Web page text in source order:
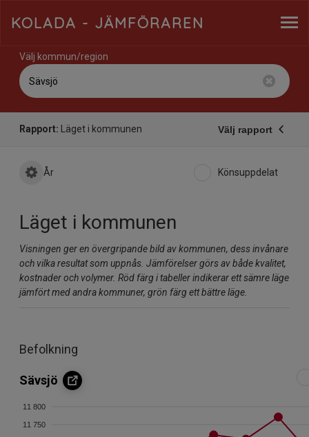
KOLADA - JÄMFÖRAREN
Välj kommun/region
Rapport: Läget i kommunen Välj rapport
År Könsuppdelat
Läget i kommunen
Visningen ger en övergripande bild av kommunen, dess invånare
och vilka resultat som uppnås. Jämförelser görs av både kvalitet,
kostnader och volymer. Röd färg i tabeller indikerar ett sämre läge
jämfört med andra kommuner, grön färg ett bättre läge.
Befolkning
Sävsjö
11 750
11 800